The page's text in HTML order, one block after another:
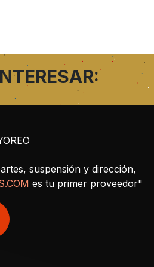
suspensión y dirección,
es tu primer proveedor"